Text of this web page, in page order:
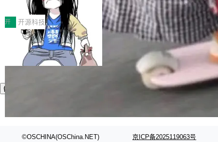
得住、用得稳、省得下、更安全！ 一、从现在开
始，Token使用一目...
q2Seq 和 DocAI 的共同发明人）以及 Oriol Vin
yals（Gemini 联合负责人，AlphaSta...
中文驱动的数字员工，自主理解需求、规划步
骤、编写代码。不挑模型、不挑平台，curl 一行
装完即用。 开源地址：Gitee · GitCode · GitHu
b 安装 支持 Java 8+（8~26）、macOS / Linu
x / Windows / Harmony PC。 # macOS / Linu
x / Harmony PC curl -fsSL https://solon.noea
价值潜能：华为云码道（CodeArts）
代码仓技术解析
一、代码仓深度理解技术的作用与价值 在软件工
程实践中，代码仓是企业核心知识资产的主要载
体。企业级代码仓库通常包含数十万乃至数百万
个文件，其规模远超单次模型调用可承载的上下
文窗口。随着项目规模的持续扩张与代码历史的
不断累积，代码仓中的模块关系、接口契约、业
务逻辑等关键信息往往分散于数十乃至数百个文
件之中，形成高度复杂的知识关联网络。传统的
理解大规模代码仓时面临显著"代码仓理解"瓶
开 开源科技
©OSCHINA(OSChina.NET) 京ICP备2025119063号